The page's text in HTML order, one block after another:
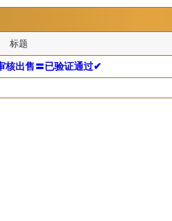
标题
核出售〓已验证通过✔